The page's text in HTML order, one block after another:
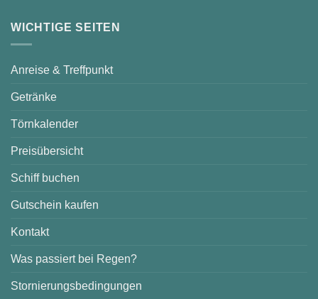
WICHTIGE SEITEN
Anreise & Treffpunkt
Getränke
Törnkalender
Preisübersicht
Schiff buchen
Gutschein kaufen
Kontakt
Was passiert bei Regen?
Stornierungsbedingungen